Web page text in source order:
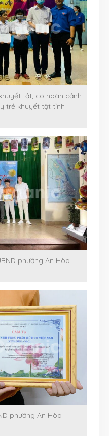
tật, có hoàn cảnh
trẻ khuyết tật tỉnh
phường An Hòa –
phường An Hòa –